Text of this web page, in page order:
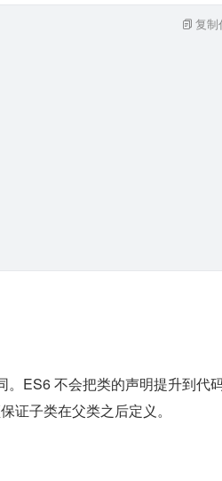
复制
。ES6 不会把类的声明提升到代
证子类在父类之后定义。